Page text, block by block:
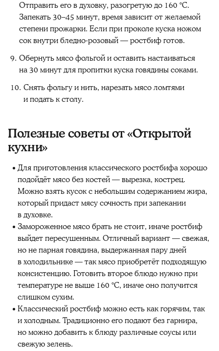
Отправить его в духовку, разогретую до 160 °C.
Запекать 30–45 минут, время зависит от желаемой
степени прожарки. Если при проколе куска ножом
сок внутри бледно-розовый — ростбиф готов.
Обернуть мясо фольгой и оставить настаиваться
на 30 минут для пропитки куска говядины соками.
Снять фольгу и нить, нарезать мясо ломтями
и подать к столу.
Полезные советы от «Открытой
кухни»
Для приготовления классического ростбифа хорошо
подойдёт мясо без костей — вырезка, кострец.
Можно взять кусок с небольшим содержанием жира,
который придаст мясу сочность при запекании
в духовке.
Замороженное мясо брать не стоит, иначе ростбиф
выйдет пересушенным. Отличный вариант — свежая,
но не парная говядина, выдержанная пару дней
в холодильнике — так мясо приобретёт подходящую
консистенцию. Готовить второе блюдо нужно при
температуре не выше 160 °C, иначе оно получится
слишком сухим.
Классический ростбиф можно есть как горячим, так
и холодным. Традиционно его подают без гарнира,
но можно добавить к блюду различные соусы или
свежую зелень.